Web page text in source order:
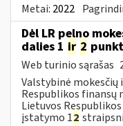
Metai: 2022
Dėl LR pelno
dalies 1 ir 2
Web turinio sąrašas
Valstybinė mokesčių
Respublikos finansų
Lietuvos
įstatymo 12